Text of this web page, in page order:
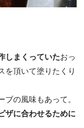
しまくっていたおっ
を頂いて塗りたくり
ブの風味もあって。
ザに合わせるために